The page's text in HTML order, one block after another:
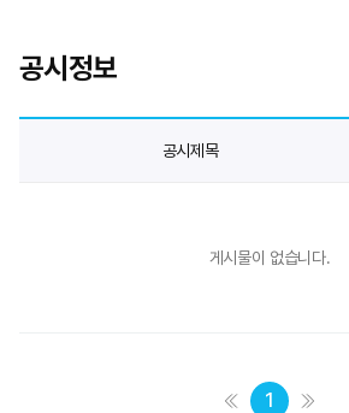
공시정보
공시제목
게시물이 없습니다.
1